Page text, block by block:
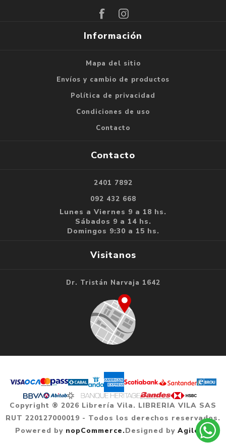
Información
Mapa del sitio
Envíos y cambio de productos
Política de privacidad
Condiciones de uso
Contacto
Contacto
2401 7892
092 432 668
Lunes a Viernes 9 a 18 hs.
Sábados 9 a 14 hs.
Domingos 9:30 a 15 hs.
Visitanos
Dr. Tristán Narvaja 1642
Copyright ® 2026 Librería Vila. LIBRERIA VILA SAS
RUT 220127000019 - Todos los derechos reservados.
Powered by nopCommerce.Designed by Agile.uy